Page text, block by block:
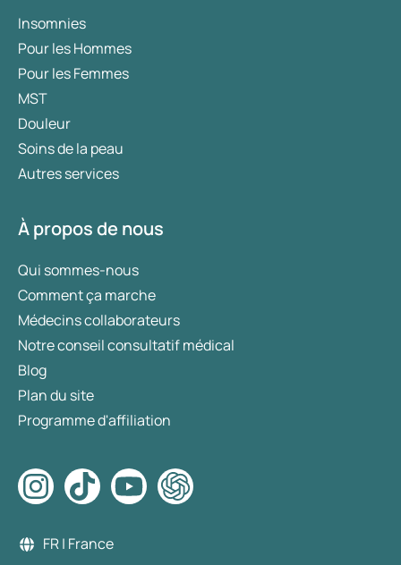
Insomnies
Pour les Hommes
Pour les Femmes
MST
Douleur
Soins de la peau
Autres services
À propos de nous
Qui sommes-nous
Comment ça marche
Médecins collaborateurs
Notre conseil consultatif médical
Blog
Plan du site
Programme d'affiliation
FR | France